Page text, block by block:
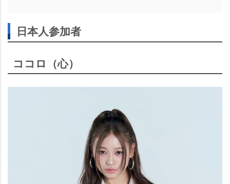
日本人参加者
ココロ（心）